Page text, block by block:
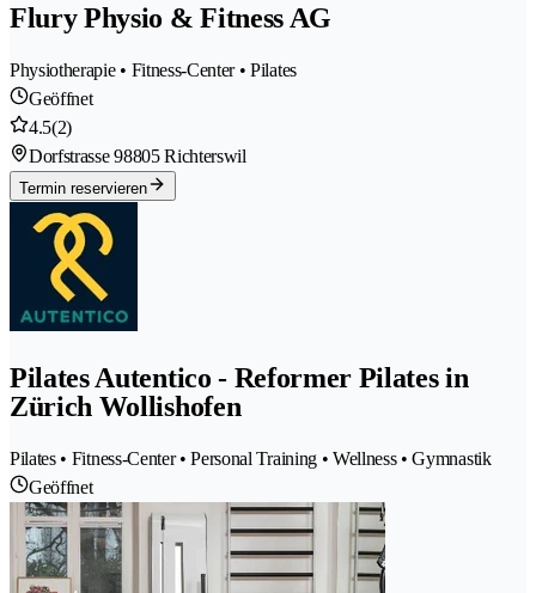
Flury Physio & Fitness AG
Physiotherapie • Fitness-Center • Pilates
Geöffnet
4.5(2)
Dorfstrasse 98805 Richterswil
Termin reservieren
Pilates Autentico - Reformer Pilates in
Zürich Wollishofen
Pilates • Fitness-Center • Personal Training • Wellness • Gymnastik
Geöffnet